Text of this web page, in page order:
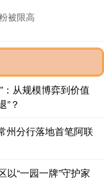
被限高
：从规模博弈到价值
”？
州分行落地首笔阿联
“一园一牌”守护家